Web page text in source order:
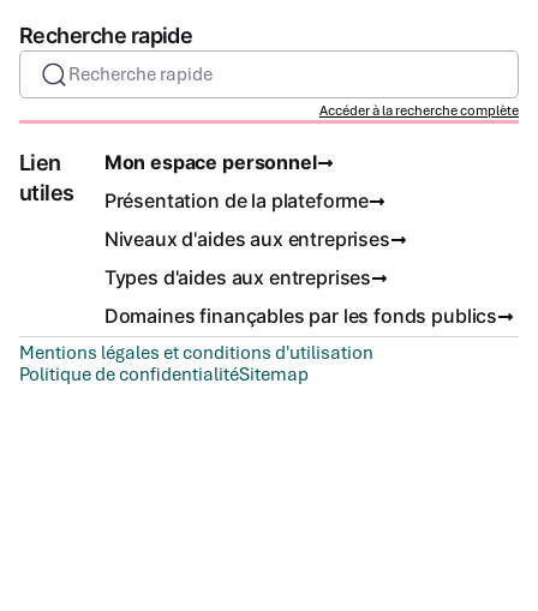
Recherche rapide
Recherche rapide
Accéder à la recherche complète
Lien
utiles
Mon espace personnel
Présentation de la plateforme
Niveaux d'aides aux entreprises
Types d'aides aux entreprises
Domaines finançables par les fonds publics
Mentions légales et conditions d'utilisation
Politique de confidentialitéSitemap